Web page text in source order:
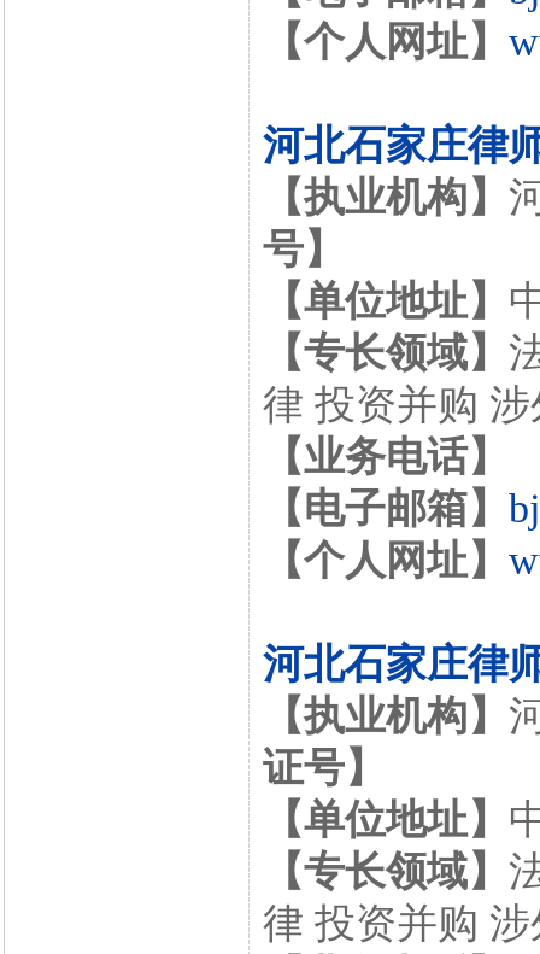
【个人网址】
河北石家庄律
【执业机构】
号】
【单位地址】
【专长领域】
律 投资并购
【业务电话】
【电子邮箱】
【个人网址】
河北石家庄律
【执业机构】
证号】
【单位地址】
【专长领域】
律 投资并购